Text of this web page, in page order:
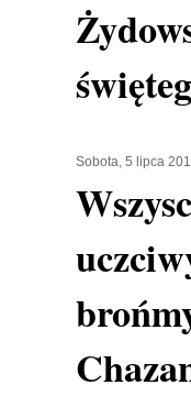
Sobota, 5 lipca